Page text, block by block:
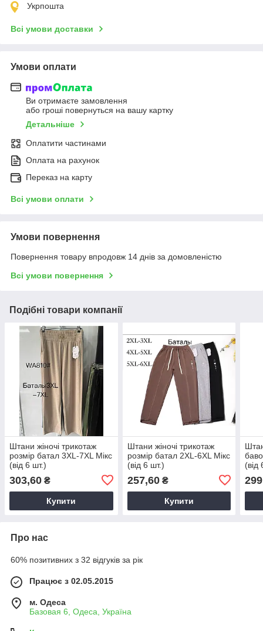
Укрпошта
Всі умови доставки
Умови оплати
Ви отримаєте замовлення
або гроші повернуться на вашу картку
Детальніше
Оплатити частинами
Оплата на рахунок
Переказ на карту
Всі умови оплати
Умови повернення
Повернення товару впродовж 14 днів за домовленістю
Всі умови повернення
Подібні товари компанії
Штани жіночі трикотаж
розмір батал 3XL-7XL Мікс
(від 6 шт.)
303,60 ₴
Купити
Штани жіночі трикотаж
розмір батал 2XL-6XL Мікс
(від 6 шт.)
257,60₴
Купити
(від
299
Про нас
60% позитивних з 32 відгуків за рік
Працює з 02.05.2015
м. Одеса
Базовая 6, Одеса, Україна